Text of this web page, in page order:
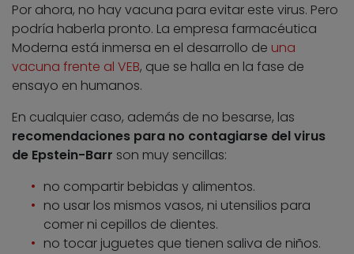
Por ahora, no hay vacuna para evitar este virus. Pero
podría haberla pronto. La empresa farmacéutica
Moderna está inmersa en el desarrollo de una
vacuna frente al VEB, que se halla en la fase de
ensayo en humanos.
En cualquier caso, además de no besarse, las
recomendaciones para no contagiarse del virus
de Epstein-Barr son muy sencillas:
no compartir bebidas y alimentos.
no usar los mismos vasos, ni utensilios para
comer ni cepillos de dientes.
no tocar juguetes que tienen saliva de niños.